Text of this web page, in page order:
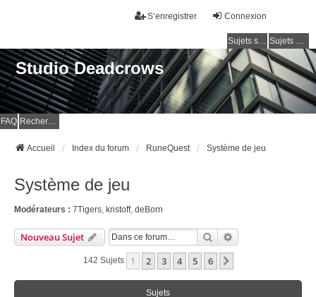
Connexion
S’enregistrer
Sujets sans réponse Sujets actifs
Studio Deadcrows
FAQ Rechercher
Accueil Index du forum RuneQuest Système de jeu
Système de jeu
Modérateurs : 7Tigers, kristoff, deBorn
Nouveau Sujet Rechercher
142 Sujets 1 2 3 4 5 6
Sujets